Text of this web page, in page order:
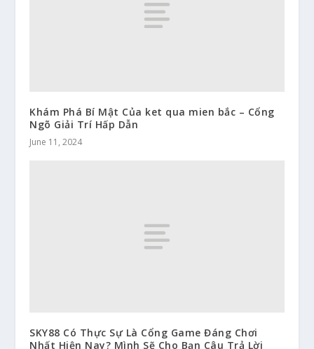
Khám Phá Bí Mật Của ket qua mien bắc – Cổng
Ngõ Giải Trí Hấp Dẫn
June 11, 2024
SKY88 Có Thực Sự Là Cổng Game Đáng Chơi
Nhất Hiện Nay? Mình Sẽ Cho Bạn Câu Trả Lời